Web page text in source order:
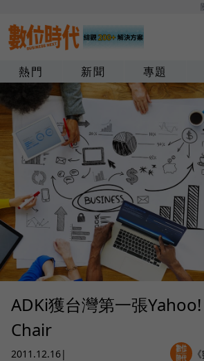
熱門 新聞 專題
ADKi獲台灣第一張
Chair
2011.12.16|